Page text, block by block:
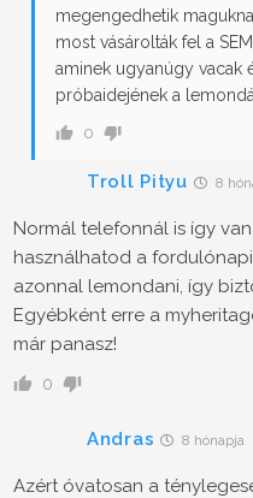
megengedhetik
most vásárolták fel a
aminek ugyanúgy vacak
próbaidejének a
0
Troll Pityu 8
Normál telefonnál is így
használhatod a
azonnal lemondani, így
Egyébként erre a
már panasz!
0
Andras 8 hónapja
Azért óvatosan a